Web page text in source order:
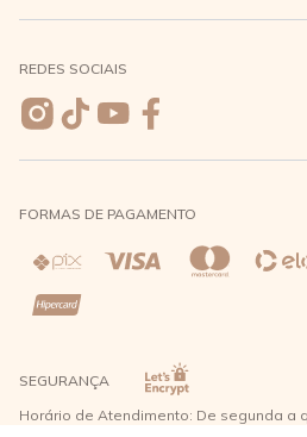
Meus pedidos
Wishlist
Entrega e Frete
Trocas e Devoluções
Política de Privacidade
REDES SOCIAIS
FORMAS DE PAGAMENTO
SEGURANÇA
Horário de Atendimento: De segunda a